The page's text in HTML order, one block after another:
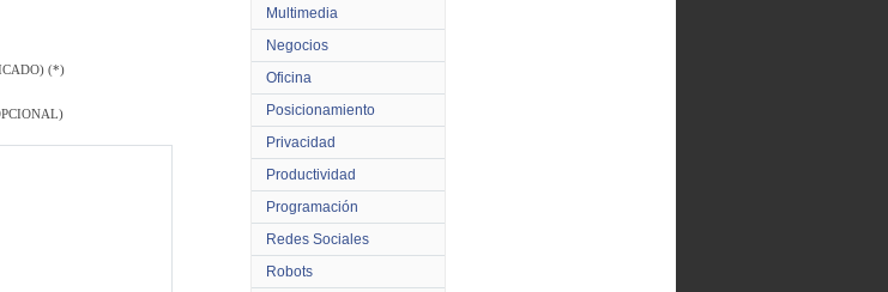
(*)
Multimedia
Negocios
Oficina
Posicionamiento
Privacidad
Productividad
Programación
Redes Sociales
Robots